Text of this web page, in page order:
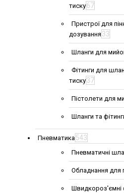
тиску67
Пристрої для
дозування 33
Шланги для
Фітинги для
тиску37
Пістолети для
Шланги та
Пневматика543
Пневматичні
Обладнання для
Швидкороз'ємні